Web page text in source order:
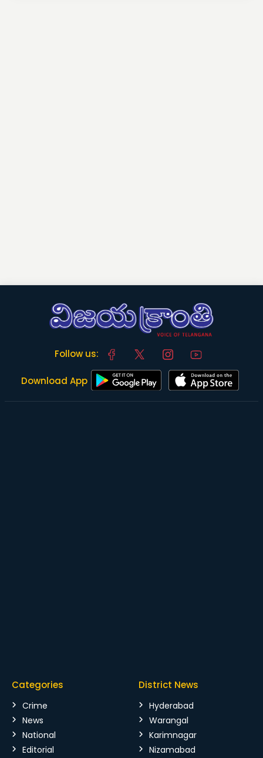
Follow us:
Download App
Categories
Crime
News
National
Editorial
District News
Hyderabad
Warangal
Karimnagar
Nizamabad